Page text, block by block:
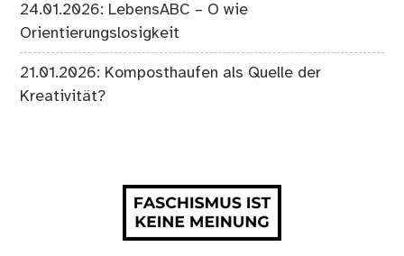
24.01.2026: LebensABC – O wie
Orientierungslosigkeit
21.01.2026: Komposthaufen als Quelle der
Kreativität?